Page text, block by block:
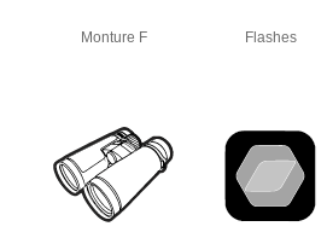
Monture F Flashes